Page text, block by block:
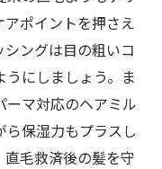
ポイントを押さえ
ングは目の粗いコ
にしましょう。ま
ーマ対応のヘアミル
ら保湿力もプラスし
毛救済後の髪を守